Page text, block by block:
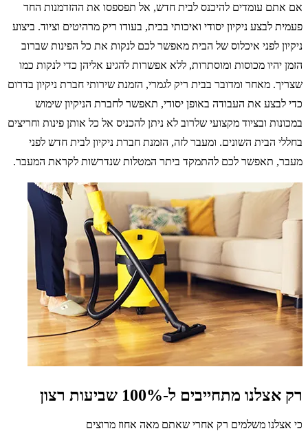
אם אתם עומדים להיכנס לבית חדש, אל תפספסו את ההזדמנות החד
פעמית לבצע ניקיון יסודי ואיכותי בבית, בעודו ריק מרהיטים וציוד. ביצוע
ניקיון לפני איכלוס של הבית מאפשר לכם לנקות את כל הפינות שברוב
הזמן יהיו מכוסות ומוסתרות, ללא אפשרות להגיע אליהן כדי לנקות כמו
שצריך. מאחר ומדובר בבית ריק לגמרי, הזמנת שירותי חברת ניקיון בדרום
כדי לבצע את העבודה באופן יסודי, תאפשר לחברת הניקיון שימוש
במכונות ובציוד מקצועי שלרוב לא ניתן להכניס אל כל אותן פינות וחריצים
בחללי הבית השונים. ומעבר לזה, הזמנת חברת ניקיון לבית חדש לפני
מעבר, תאפשר לכם להתמקד ביתר המטלות שנדרשות לקראת המעבר.
רק אצלנו מתחייבים ל-100% שביעות רצון
כי אצלנו משלמים רק אחרי שאתם מאה אחוז מרוצים